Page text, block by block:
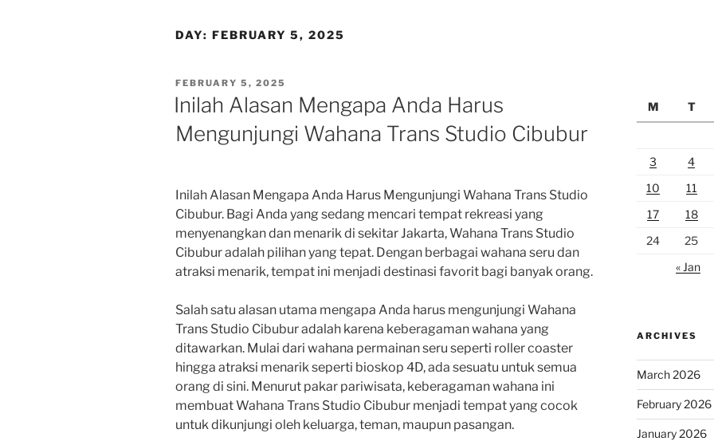
DAY: FEBRUARY 5, 2025
POSTED
ON
FEBRUARY 5, 2025
Inilah Alasan Mengapa Anda Harus
Mengunjungi Wahana Trans Studio Cibubur
Inilah Alasan Mengapa Anda Harus Mengunjungi Wahana Trans Studio
Cibubur. Bagi Anda yang sedang mencari tempat rekreasi yang
menyenangkan dan menarik di sekitar Jakarta, Wahana Trans Studio
Cibubur adalah pilihan yang tepat. Dengan berbagai wahana seru dan
atraksi menarik, tempat ini menjadi destinasi favorit bagi banyak orang.
Salah satu alasan utama mengapa Anda harus mengunjungi Wahana
Trans Studio Cibubur adalah karena keberagaman wahana yang
ditawarkan. Mulai dari wahana permainan seru seperti roller coaster
hingga atraksi menarik seperti bioskop 4D, ada sesuatu untuk semua
orang di sini. Menurut pakar pariwisata, keberagaman wahana ini
membuat Wahana Trans Studio Cibubur menjadi tempat yang cocok
untuk dikunjungi oleh keluarga, teman, maupun pasangan.
M
T
3
4
10
11
17
18
24
25
« Jan
ARCHIVES
March 2026
February 2026
January 2026